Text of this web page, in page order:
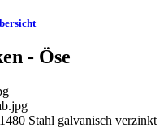
- Öse
Stahl galvanisch verzinkt